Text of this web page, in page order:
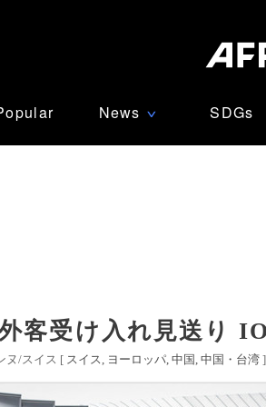
News ∨ SDGs
客受け入れ見送り
ヌ/スイス [ スイス ヨーロッパ 中国 中国・台湾 ]